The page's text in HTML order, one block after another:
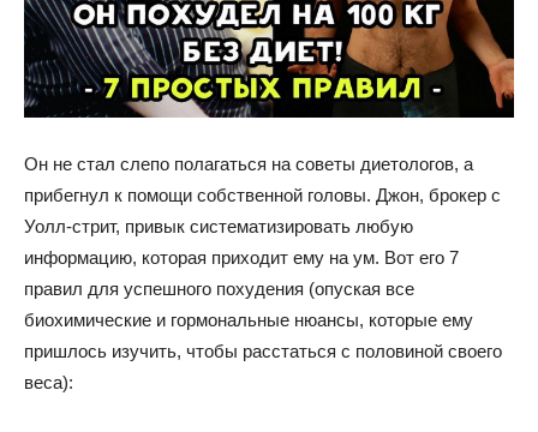
Он не стал слепо полагаться на советы диетологов, а
прибегнул к помощи собственной головы. Джон, брокер с
Уолл-стрит, привык систематизировать любую
информацию, которая приходит ему на ум. Вот его 7
правил для успешного похудения (опуская все
биохимические и гормональные нюансы, которые ему
пришлось изучить, чтобы расстаться с половиной своего
веса):